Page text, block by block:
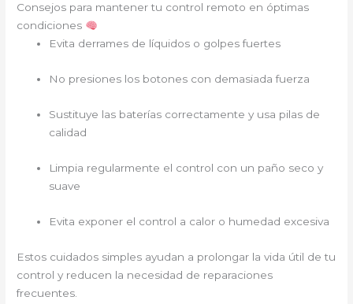
Consejos para mantener tu control remoto en óptimas
condiciones
Evita derrames de líquidos o golpes fuertes
No presiones los botones con demasiada fuerza
Sustituye las baterías correctamente y usa pilas de
calidad
Limpia regularmente el control con un paño seco y
suave
Evita exponer el control a calor o humedad excesiva
Estos cuidados simples ayudan a prolongar la vida útil de tu
control y reducen la necesidad de reparaciones
frecuentes.